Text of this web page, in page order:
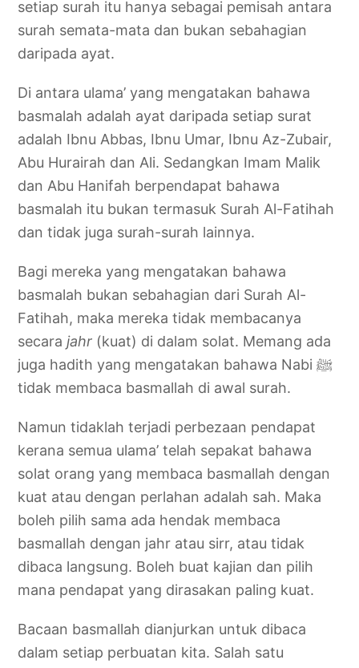
setiap surah itu hanya sebagai pemisah antara
surah semata-mata dan bukan sebahagian
daripada ayat.
Di antara ulama’ yang mengatakan bahawa
basmalah adalah ayat daripada setiap surat
adalah Ibnu Abbas, Ibnu Umar, Ibnu Az-Zubair,
Abu Hurairah dan Ali. Sedangkan Imam Malik
dan Abu Hanifah berpendapat bahawa
basmalah itu bukan termasuk Surah Al-Fatihah
dan tidak juga surah-surah lainnya.
Bagi mereka yang mengatakan bahawa
basmalah bukan sebahagian dari Surah Al-
Fatihah, maka mereka tidak membacanya
secarajahr (kuat) di dalam solat. Memang ada
juga hadith yang mengatakan bahawa Nabi ﷺ
tidak membaca basmallah di awal surah.
Namun tidaklah terjadi perbezaan pendapat
kerana semua ulama’ telah sepakat bahawa
solat orang yang membaca basmallah dengan
kuat atau dengan perlahan adalah sah. Maka
boleh pilih sama ada hendak membaca
basmallah dengan jahr atau sirr, atau tidak
dibaca langsung. Boleh buat kajian dan pilih
mana pendapat yang dirasakan paling kuat.
Bacaan basmallah dianjurkan untuk dibaca
dalam setiap perbuatan kita. Salah satu